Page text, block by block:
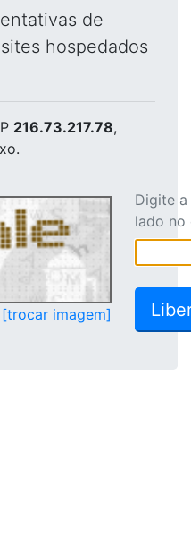
de
hospedados
216.73.217.78,
[trocar imagem]
Digite
lado no